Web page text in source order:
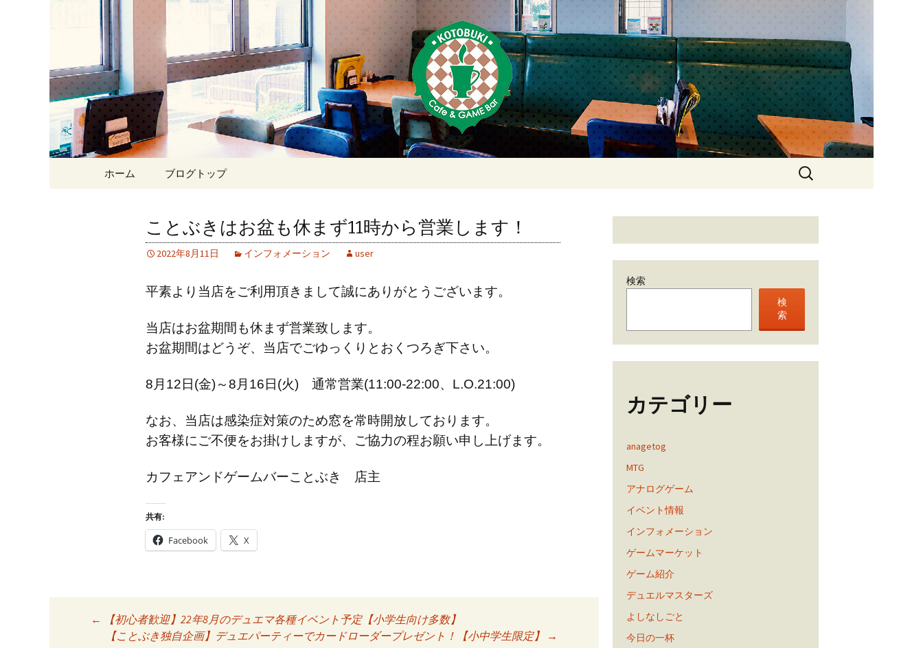
東京・西荻窪・上井草・上石神井のカフ
ェ＆ゲームバーことぶき
Just another WordPress site
ホーム ブログトップ
検
索:
ことぶきはお盆も休まず11時から営業します！
2022年8月11日 インフォメーション user
平素より当店をご利用頂きまして誠にありがとうございます。
当店はお盆期間も休まず営業致します。
お盆期間はどうぞ、当店でごゆっくりとおくつろぎ下さい。
8月12日(金)～8月16日(火) 通常営業(11:00-22:00、L.O.21:00)
なお、当店は感染症対策のため窓を常時開放しております。
お客様にご不便をお掛けしますが、ご協力の程お願い申し上げます。
カフェアンドゲームバーことぶき 店主
共有:
Facebook X
Post
←
【初心者歓迎】22年8月のデュエマ各種イベント予定【小学生向け多数】
【ことぶき独自企画】デュエパーティーでカードローダープレゼント！【小中学生限定】 →
検索
検
索
カテゴリー
anagetog
MTG
アナログゲーム
イベント情報
インフォメーション
ゲームマーケット
ゲーム紹介
デュエルマスターズ
よしなしごと
今日の一杯